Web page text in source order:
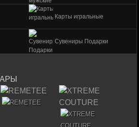
Карты игральные
Сувениры Подарки